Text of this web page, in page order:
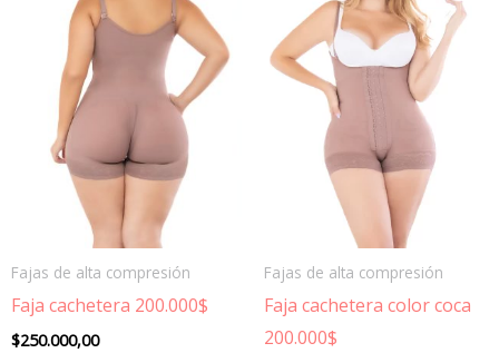
Fajas de alta compresión
Faja cachetera 200.000$
$250.000,00
Fajas de alta compresión
Faja cachetera color coca
200.000$